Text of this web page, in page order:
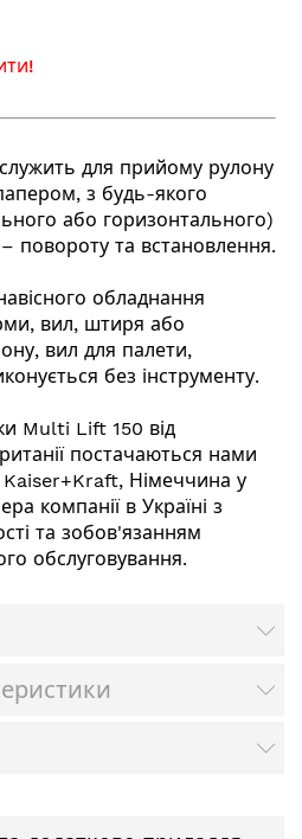
для прийому рулону
з будь-якого
або горизонтального)
повороту та встановлення.
обладнання
вил, штиря або
вил для палети,
без інструменту.
Multi Lift 150 від
постачаються нами
Kaiser+Kraft, Німеччина у
компанії в Україні з
та зобов'язанням
обслуговування.